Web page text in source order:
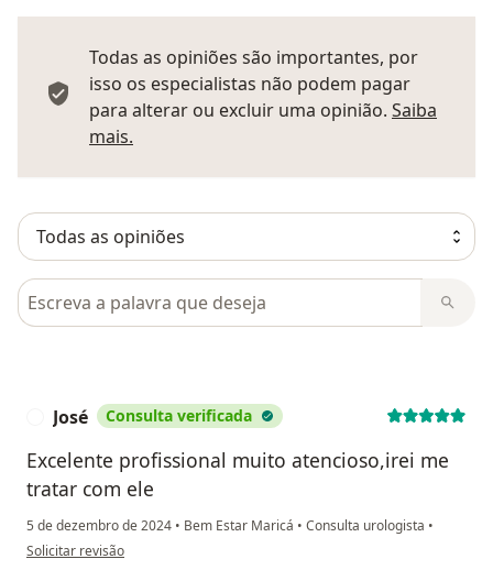
Todas as opiniões são importantes, por
isso os especialistas não podem pagar
para alterar ou excluir uma opinião. Saiba
mais.
Pesquisar em opiniões
José Consulta verificada
Excelente profissional muito atencioso,irei me
tratar com ele
5 de dezembro de 2024 • Bem Estar Maricá • Consulta urologista •
na opinião do utilizador José
Solicitar revisão